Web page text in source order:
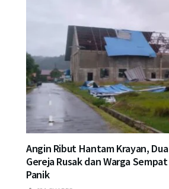
Angin Ribut Hantam Krayan, Dua
Gereja Rusak dan Warga Sempat
Panik